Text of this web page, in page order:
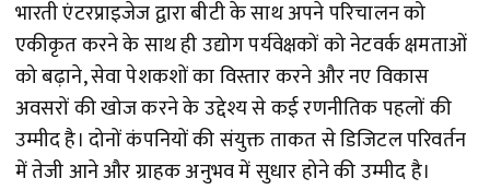
भारती एंटरप्राइजेज द्वारा बीटी के साथ अपने परिचालन को
एकीकृत करने के साथ ही उद्योग पर्यवेक्षकों को नेटवर्क क्षमताओं
को बढ़ाने, सेवा पेशकशों का विस्तार करने और नए विकास
अवसरों की खोज करने के उद्देश्य से कई रणनीतिक पहलों की
उम्मीद है। दोनों कंपनियों की संयुक्त ताकत से डिजिटल परिवर्तन
में तेजी आने और ग्राहक अनुभव में सुधार होने की उम्मीद है।